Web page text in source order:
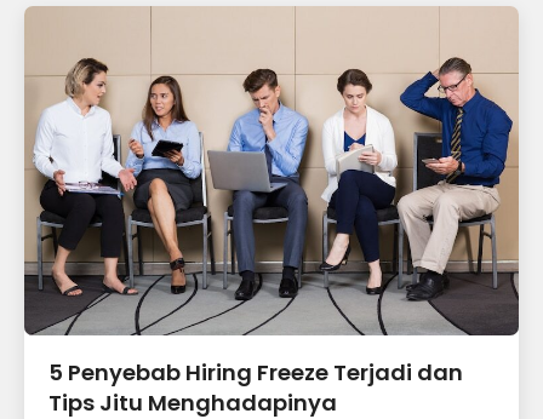
5 Penyebab Hiring Freeze Terjadi dan
Tips Jitu Menghadapinya